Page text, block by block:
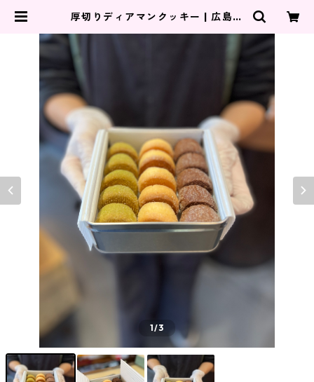
厚切りディアマンクッキー | 広島県
1/3